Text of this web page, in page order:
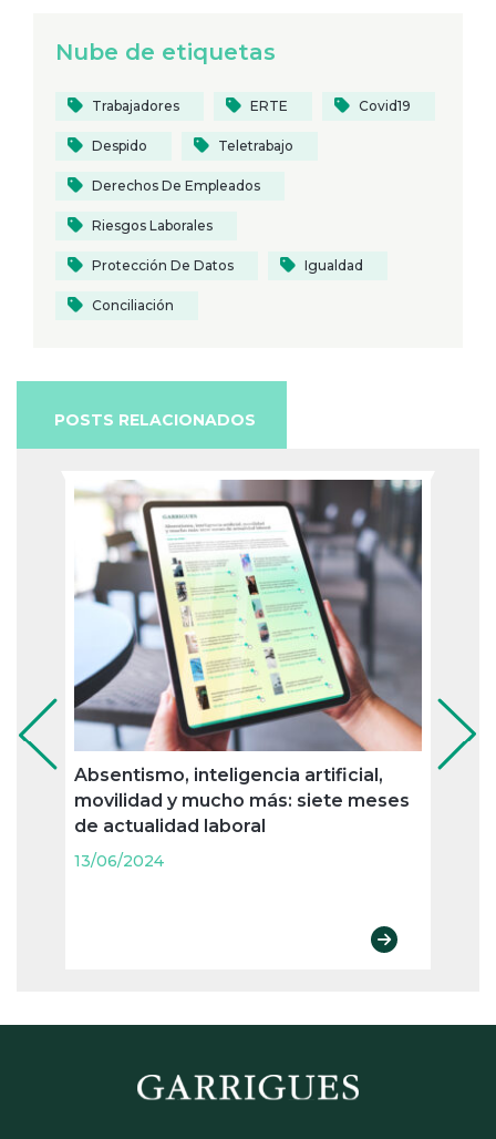
Nube de etiquetas
Trabajadores ERTE Covid19
Despido Teletrabajo
Derechos De Empleados
Riesgos Laborales
Protección De Datos Igualdad
Conciliación
POSTS RELACIONADOS
Absentismo, inteligencia artificial,
movilidad y mucho más: siete meses
de actualidad laboral
13/06/2024